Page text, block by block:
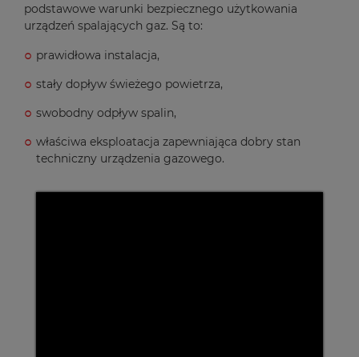
podstawowe warunki bezpiecznego użytkowania
urządzeń spalających gaz. Są to:
prawidłowa instalacja,
stały dopływ świeżego powietrza,
swobodny odpływ spalin,
właściwa eksploatacja zapewniająca dobry stan
techniczny urządzenia gazowego.